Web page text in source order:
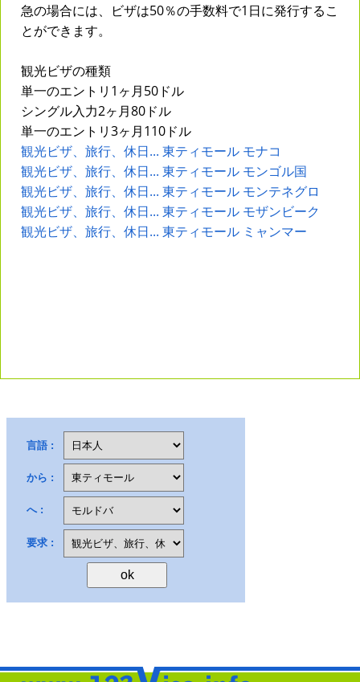
急の場合には、ビザは50％の手数料で1日に発行するこ
とができます。
観光ビザの種類
単一のエントリ1ヶ月50ドル
シングル入力2ヶ月80ドル
単一のエントリ3ヶ月110ドル
観光ビザ、旅行、休日... 東ティモール モナコ
観光ビザ、旅行、休日... 東ティモール モンゴル国
観光ビザ、旅行、休日... 東ティモール モンテネグロ
観光ビザ、旅行、休日... 東ティモール モザンビーク
観光ビザ、旅行、休日... 東ティモール ミャンマー